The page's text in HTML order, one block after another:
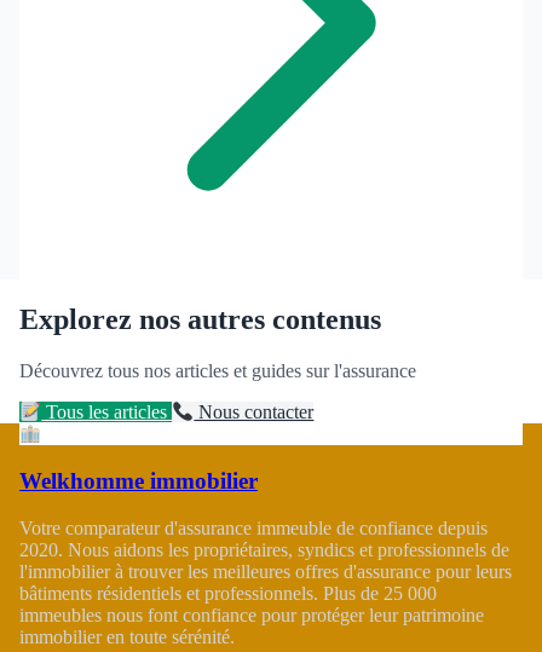
Explorez nos autres contenus
Découvrez tous nos articles et guides sur l'assurance
Tous les articles Nous contacter
Welkhomme immobilier
Votre comparateur d'assurance immeuble de confiance depuis
2020. Nous aidons les propriétaires, syndics et professionnels de
l'immobilier à trouver les meilleures offres d'assurance pour leurs
bâtiments résidentiels et professionnels. Plus de 25 000
immeubles nous font confiance pour protéger leur patrimoine
immobilier en toute sérénité.